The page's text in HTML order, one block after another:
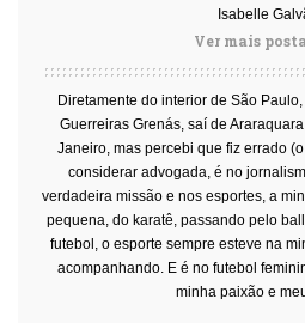
Isabelle
Ver mais
Diretamente do interior de São
Guerreiras Grenás, saí de
Janeiro, mas percebi que fiz errado
considerar advogada, é no
verdadeira missão e nos esportes, a
pequena, do karatê, passando pelo
futebol, o esporte sempre esteve na
acompanhando. E é no futebol
minha paixão e